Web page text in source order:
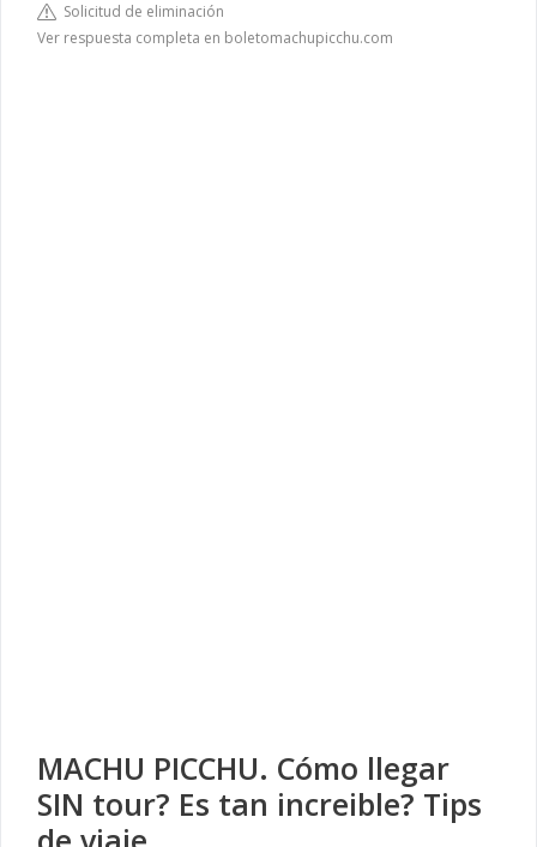
Solicitud de eliminación
Ver respuesta completa en boletomachupicchu.com
MACHU PICCHU. Cómo llegar
SIN tour? Es tan increible? Tips